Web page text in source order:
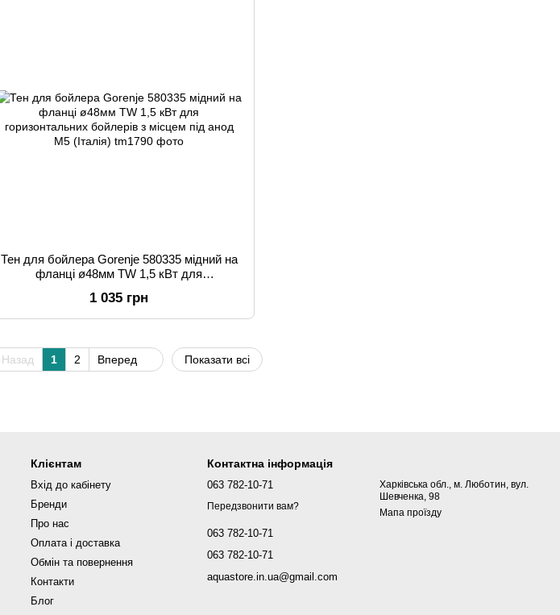
Тен для бойлера Gorenje 580335 мідний на
фланці ø48мм TW 1,5 кВт для
М5 (Італія)
1 035 грн
Назад 1 2 Вперед Показати всі
Клієнтам
Вхід до кабінету
Бренди
Про нас
Оплата і доставка
Обмін та повернення
Контакти
Блог
Контактна інформація
063 782-10-71
Передзвонити вам?
063 782-10-71
063 782-10-71
aquastore.in.ua@gmail.com
Харківська обл., м. Люботин, вул.
Шевченка, 98
Мапа проїзду